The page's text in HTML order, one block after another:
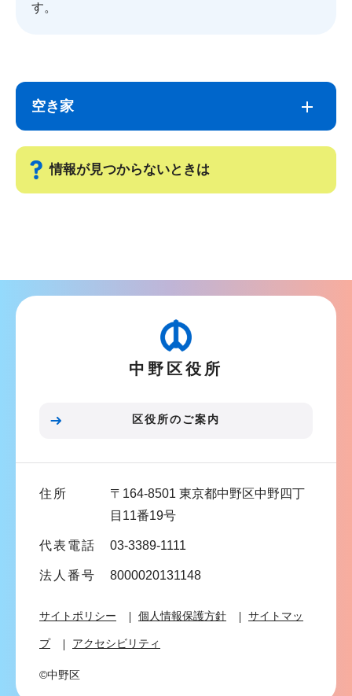
す。
こ
で
空き家
情報が見つからないときは
ゲ
ま
中野区役所
区役所のご案内
住所
〒164-8501 東京都中野区中野四丁
目11番19号
代表電話 03-3389-1111
法人番号 8000020131148
サイトポリシー 個人情報保護方針 サイトマッ
プ アクセシビリティ
©中野区